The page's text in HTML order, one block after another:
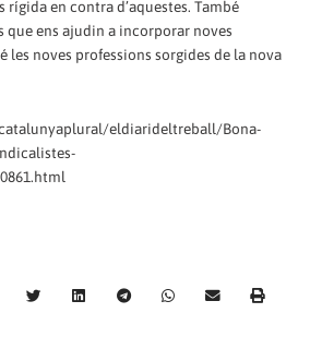
rígida en contra d’aquestes. També
que ens ajudin a incorporar noves
les noves professions sorgides de la nova
eldiarideltreball/Bona-